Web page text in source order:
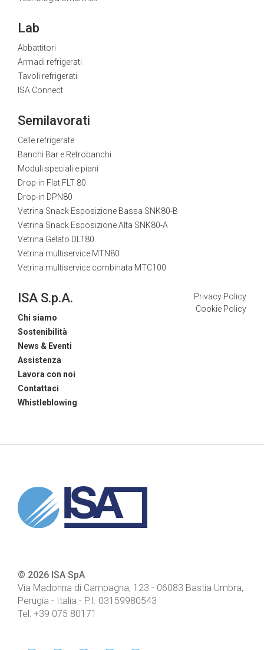
Lab
Abbattitori
Armadi refrigerati
Tavoli refrigerati
ISA Connect
Semilavorati
Celle refrigerate
Banchi Bar e Retrobanchi
Moduli speciali e piani
Drop-in Flat FLT 80
Drop-in DPN80
Vetrina Snack Esposizione Bassa SNK80-B
Vetrina Snack Esposizione Alta SNK80-A
Vetrina Gelato DLT80
Vetrina multiservice MTN80
Vetrina multiservice combinata MTC100
ISA S.p.A.
Chi siamo
Sostenibilità
News & Eventi
Assistenza
Lavora con noi
Contattaci
Whistleblowing
Privacy Policy
Cookie Policy
© 2026 ISA SpA
Via Madonna di Campagna, 123 - 06083 Bastia Umbra,
Perugia - Italia - P.I. 03159980543
Tel: +39 075 80171